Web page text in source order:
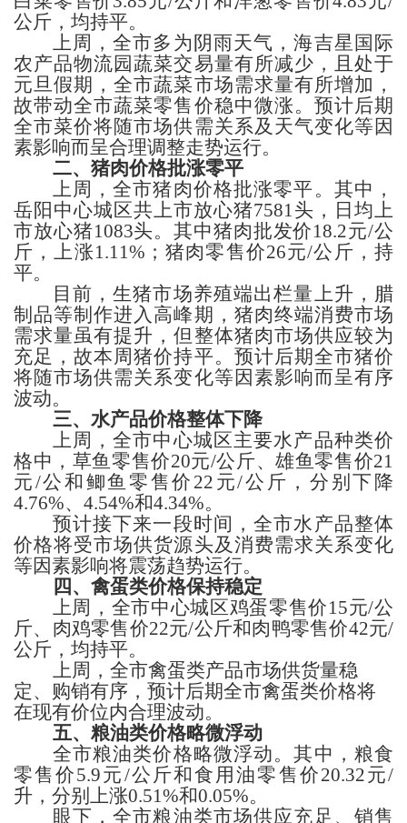
公斤， 均持平。
上周，全市多为阴雨天气，海吉星国际
农产品物流园蔬菜交易量有所减少，且处于
元旦假期，全市蔬菜市场需求量有所增加，
故带动全市蔬菜零售价稳中微涨。预计后期
全市菜价将随市场供需关系及天气变化等因
素影响而呈合理调整走势运行。
二、猪肉价格批涨零平
上周，全市猪肉价格批涨零平。其中，
岳阳 中心城区共上市放心猪7581头，日均上
市放心猪1083头。其中猪肉批发价18.2元/公
斤，上涨1.11%；猪肉零售价26元/公 斤 ， 持
平。
目前，生猪市场养殖端出栏量上升，腊
制品等制作进入高峰期，猪肉终端消费市场
需求量虽有提升，但整体猪肉市场供应较为
充足，故本周猪价持平。 预计后期全市猪价
将随市场供需关系变化等因素影响而呈有序
波动。
三、 水产品价格整体下降
上周，全市中心城区主要水产品种类价
格中， 草鱼零售价20元/公斤、雄鱼零售价21
元/公和鲫鱼 零售价 22 元/公斤，分别下降
4.76%、4.54%和4.34%。
预计接下来一段时间，全市水产品整体
价格将受市场供货源头及消费需求关系变化
等因素影响将震荡趋势运行。
四、 禽蛋类价格保持稳定
上周， 全市中心城区鸡蛋零售价15元/公
斤、 肉鸡零售价22元/公斤和肉鸭零售价42元/
公斤， 均持平。
上周，全市禽蛋类产品市场供货量稳
定、 购销有序， 预计后期全市禽蛋类价格将
在现有价位内合理波动。
五、粮油类价格略微浮动
全市粮油类价格略微浮动。其中， 粮食
零售价5.9元/公斤和食用油零售价20.32元/
升， 分别上涨0.51%和0.05%。
眼下，全市粮油类市场供应充足、 销售